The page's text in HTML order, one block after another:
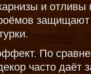
и отливы
защищают
По
часто даёт